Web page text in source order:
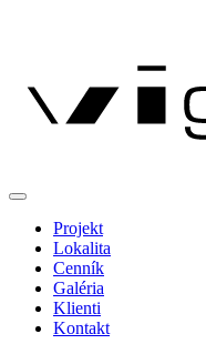
Projekt
Lokalita
Cenník
Galéria
Klienti
Kontakt